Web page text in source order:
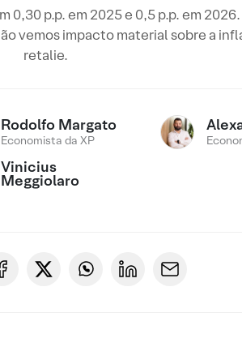
p.p. em 2025 e 0,5 p.p. em
vemos impacto material sobre a
retalie.
Rodolfo Margato
Economista da XP
Vinicius
Meggiolaro